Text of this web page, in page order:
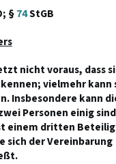
§74StGB
nicht voraus, dass
vielmehr kann
Insbesondere kann
Personen einig
einem dritten
sich der Vereinbarung